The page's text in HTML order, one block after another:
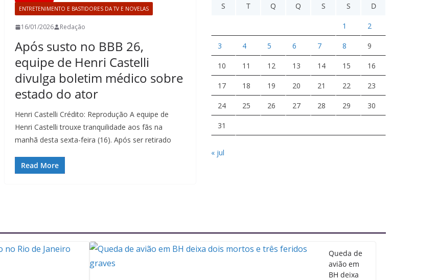
ENTRETENIMENTO E BASTIDORES DA TV E NOVELAS
16/01/2026 Redação
Após susto no BBB 26,
equipe de Henri Castelli
divulga boletim médico sobre
estado do ator
Henri Castelli Crédito: Reprodução A equipe de
Henri Castelli trouxe tranquilidade aos fãs na
manhã desta sexta-feira (16). Após ser retirado
Read More
S
T Q Q S S D
1 2
3 4 5 6 7 8 9
10 11 12 13 14 15 16
17 18 19 20 21 22 23
24 25 26 27 28 29 30
31
« jul
Queda de
avião em
BH deixa